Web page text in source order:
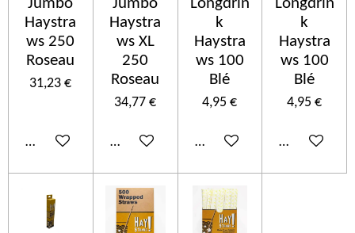
Jumbo
Haystra
ws 250
Roseau
31,23 €
In den Warenkorb
Jumbo
Haystra
ws XL
250
Roseau
34,77 €
In den Warenkorb
Longdrin
k
Haystra
ws 100
Blé
4,95 €
In den Warenkorb
Longdrin
k
Haystra
ws 100
Blé
4,95 €
In den